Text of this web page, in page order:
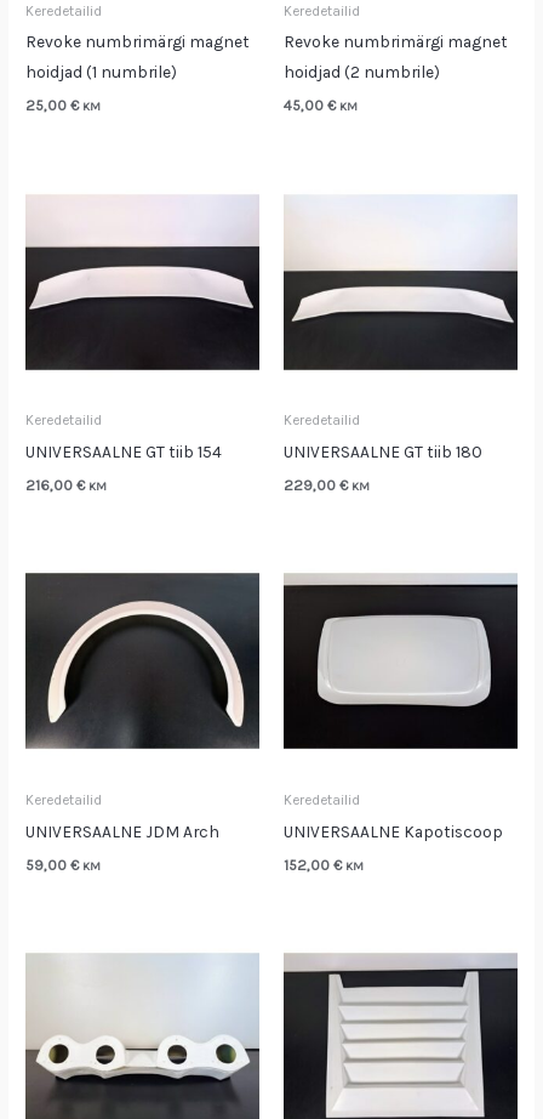
Keredetailid
Revoke numbrimärgi magnet
hoidjad (1 numbrile)
25,00€ KM
Keredetailid
Revoke numbrimärgi magnet
hoidjad (2 numbrile)
45,00 € KM
Keredetailid
UNIVERSAALNE GT tiib 154
216,00€ KM
Keredetailid
UNIVERSAALNE GT tiib 180
229,00 € KM
Keredetailid
UNIVERSAALNE JDM Arch
59,00€ KM
Keredetailid
UNIVERSAALNE Kapotiscoop
152,00 € KM